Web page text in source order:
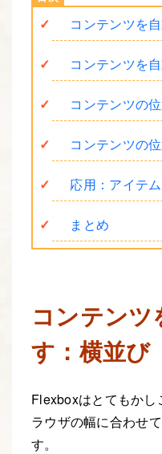
コンテンツを
コンテンツを
コンテンツの
コンテンツの
応用：アイテ
まとめ
コンテンツ
す：横並び
Flexboxはとてもか
ラウザの幅に合わせ
す。